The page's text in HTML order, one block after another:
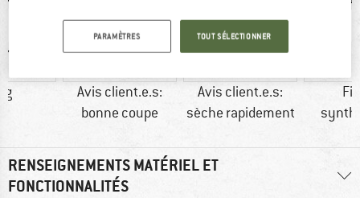
g
Avis client.e.s:
bonne coupe
Avis client.e.s:
sèche rapidement
RENSEIGNEMENTS MATÉRIEL ET
FONCTIONNALITÉS
PARAMÈTRES TOUT SÉLECTIONNER